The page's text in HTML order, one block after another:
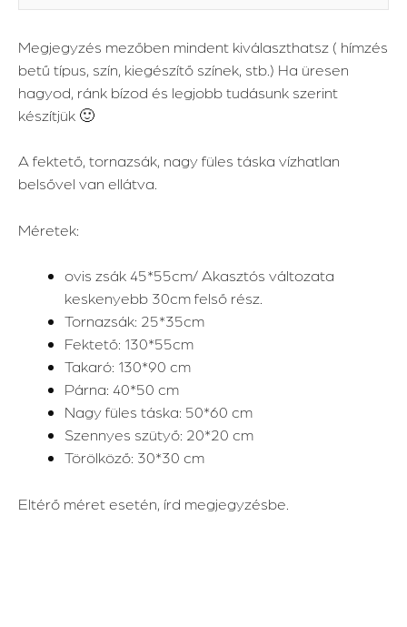
Megjegyzés mezőben mindent kiválaszthatsz ( hímzés
betű típus, szín, kiegészítő színek, stb.) Ha üresen
hagyod, ránk bízod és legjobb tudásunk szerint
készítjük 🙂
A fektető, tornazsák, nagy füles táska vízhatlan
belsővel van ellátva.
Méretek:
ovis zsák 45*55cm/ Akasztós változata
keskenyebb 30cm felső rész.
Tornazsák: 25*35cm
Fektető: 130*55cm
Takaró: 130*90 cm
Párna: 40*50 cm
Nagy füles táska: 50*60 cm
Szennyes szütyő: 20*20 cm
Törölköző: 30*30 cm
Eltérő méret esetén, írd megjegyzésbe.